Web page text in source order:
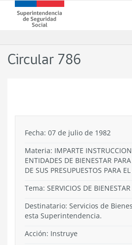
contenido
Superintendencia
de
-
Circular 786
Fecha: 07 de julio de 1982
Materia: IMPARTE
ENTIDADES DE BIENESTAR
DE SUS PRESUPUESTOS PARA
Tema: SERVICIOS DE BIENESTAR
Destinatario: Servicios de
esta Superintendencia.
Acción: Instruye